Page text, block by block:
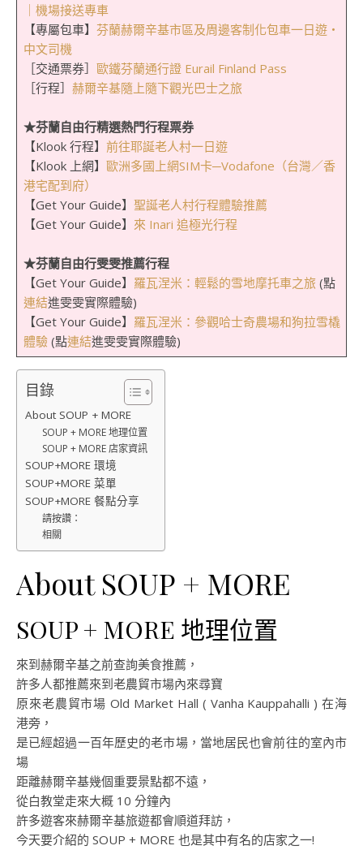
｜機場接送專車
【專屬包車】 芬蘭赫爾辛基市區及周邊客制化包車一日遊・
中文司機
［交通票券］ 歐鐵芬蘭通行證 Eurail Finland Pass
［行程］ 赫爾辛基隨上隨下觀光巴士之旅
★芬蘭自由行精選熱門行程票券
【Klook 行程】 前往耶誕老人村一日遊
【Klook 上網】 歐洲多國上網SIM卡─Vodafone（台灣／香
港宅配到府）
【Get Your Guide】 聖誕老人村行程體驗推薦
【Get Your Guide】 來 Inari 追極光行程
★芬蘭自由行雯雯推薦行程
【Get Your Guide】 羅瓦涅米：輕鬆的雪地摩托車之旅(點
連結進雯雯實際體驗)
【Get Your Guide】 羅瓦涅米：參觀哈士奇農場和狗拉雪橇
體驗(點連結進雯雯實際體驗)
目錄
About SOUP + MORE
SOUP + MORE 地理位置
SOUP + MORE 店家資訊
SOUP+MORE 環境
SOUP+MORE 菜單
SOUP+MORE 餐點分享
請按讚：
相關
About SOUP + MORE
SOUP + MORE 地理位置
來到赫爾辛基之前查詢美食推薦，
許多人都推薦來到老農貿市場內來尋寶
原來老農貿市場 Old Market Hall ( Vanha Kauppahalli ) 在海
港旁，
是已經超過一百年歷史的老市場，當地居民也會前往的室內市
場
距離赫爾辛基幾個重要景點都不遠，
從白教堂走來大概 10 分鐘內
許多遊客來赫爾辛基旅遊都會順道拜訪，
今天要介紹的 SOUP + MORE 也是其中有名的店家之一!